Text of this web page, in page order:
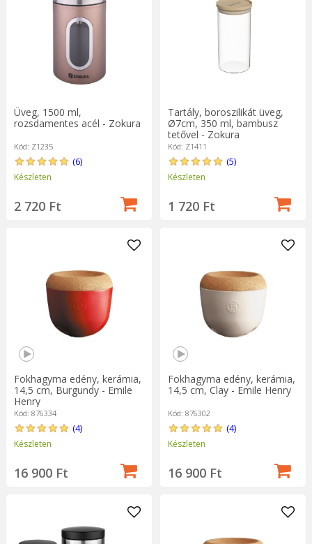
Üveg, 1500 ml,
rozsdamentes acél - Zokura
Kód: Z1235
(6)
Készleten
2 720 Ft
Tartály, boroszilikát üveg,
Ø7cm, 350 ml, bambusz
tetővel - Zokura
Kód: Z1411
(5)
Készleten
1 720 Ft
Fokhagyma edény, kerámia,
14,5 cm, Burgundy - Emile
Henry
Kód: 876334
(4)
Készleten
16 900 Ft
Fokhagyma edény, kerámia,
14,5 cm, Clay - Emile Henry
Kód: 876302
(4)
Készleten
16 900 Ft